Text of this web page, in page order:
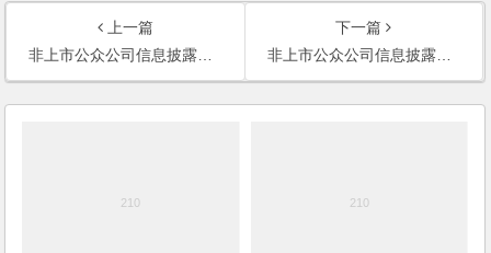
上一篇
非上市公众公司信息披露内容与格式准则第2号----公开转让股票申请文件
下一篇
非上市公众公司信息披露内容与格式准则第1号----公开转让说明书